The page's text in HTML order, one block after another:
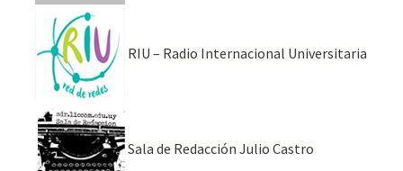
RIU – Radio Internacional Universitaria
Sala de Redacción Julio Castro